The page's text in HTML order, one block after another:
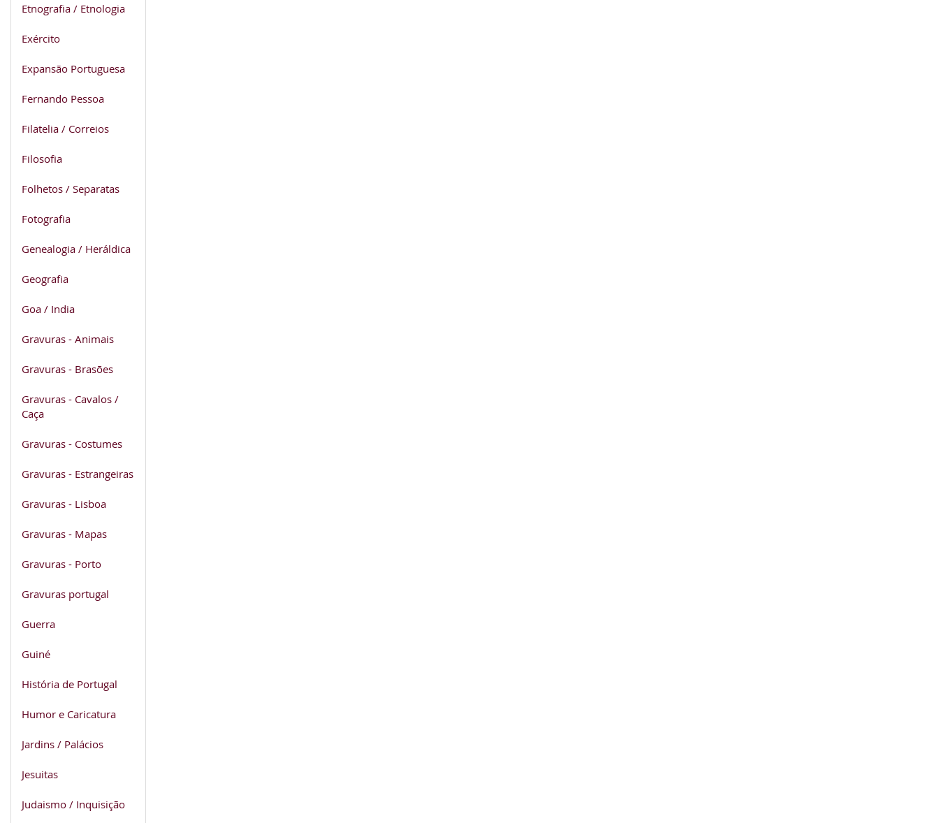
Etnografia / Etnologia
Exército
Expansão Portuguesa
Fernando Pessoa
Filatelia / Correios
Filosofia
Folhetos / Separatas
Fotografia
Genealogia / Heráldica
Geografia
Goa / India
Gravuras - Animais
Gravuras - Brasões
Gravuras - Cavalos /
Caça
Gravuras - Costumes
Gravuras - Estrangeiras
Gravuras - Lisboa
Gravuras - Mapas
Gravuras - Porto
Gravuras portugal
Guerra
Guiné
História de Portugal
Humor e Caricatura
Jardins / Palácios
Jesuitas
Judaismo / Inquisição